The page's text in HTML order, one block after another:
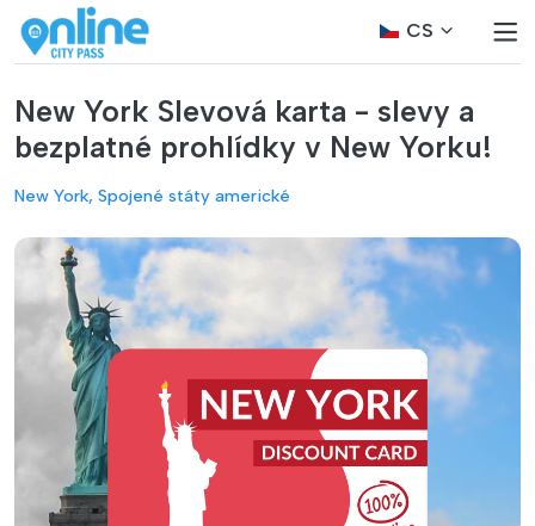
CS
New York Slevová karta - slevy a
bezplatné prohlídky v New Yorku!
New York, Spojené státy americké